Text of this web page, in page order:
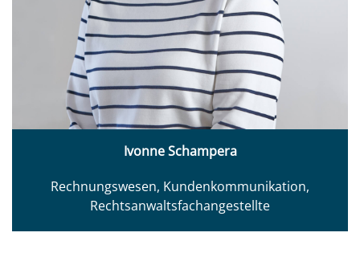
Ivonne Schampera
Rechnungswesen, Kundenkommunikation,
Rechtsanwaltsfachangestellte